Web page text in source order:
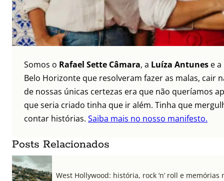
Somos o Rafael Sette Câmara, a Luíza Antunes e a
Belo Horizonte que resolveram fazer as malas, cair
de nossas únicas certezas era que não queríamos
que seria criado tinha que ir além. Tinha que
contar histórias. Saiba mais no nosso manifesto.
Posts Relacionados
West Hollywood: história, rock ‘n’ roll e memórias